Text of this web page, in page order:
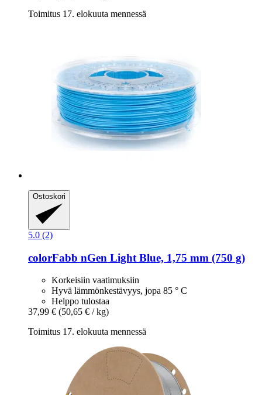
Toimitus 17. elokuuta mennessä
Ostoskori
5.0 (2)
colorFabb nGen Light Blue, 1,75 mm (750 g)
Korkeisiin vaatimuksiin
Hyvä lämmönkestävyys, jopa 85 ° C
Helppo tulostaa
37,99 € (50,65 € / kg)
Toimitus 17. elokuuta mennessä